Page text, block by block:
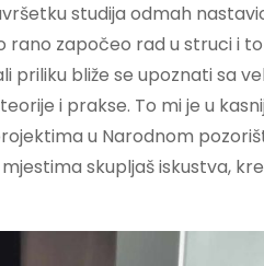
studija odmah
započeo rad u struci i
priliku bliže se upoznati sa
i prakse. To mi je u
u Narodnom
skupljaš iskustva,